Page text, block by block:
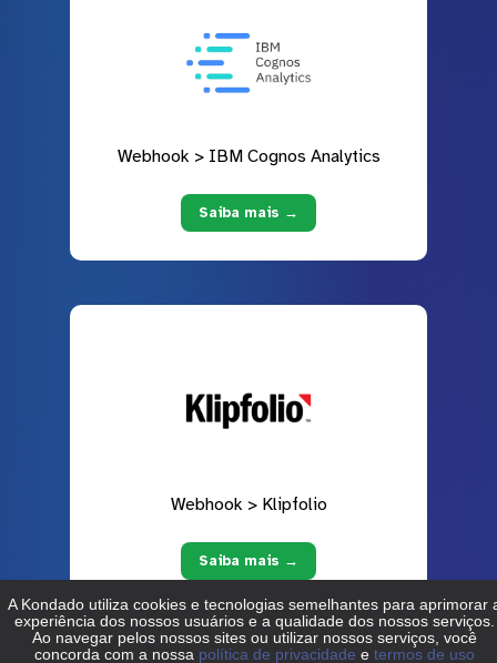
Webhook > IBM Cognos Analytics
Saiba mais →
Webhook > Klipfolio
Saiba mais →